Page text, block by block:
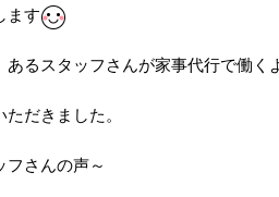
ます
あるスタッフさんが家事代行で働く
ただきました。
フさんの声～